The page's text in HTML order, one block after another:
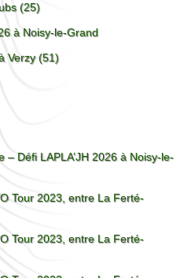
(25)
à Noisy-le-Grand
Verzy (51)
– Défi LAPLA’JH 2026 à Noisy-le-
Tour 2023, entre La Ferté-
Tour 2023, entre La Ferté-